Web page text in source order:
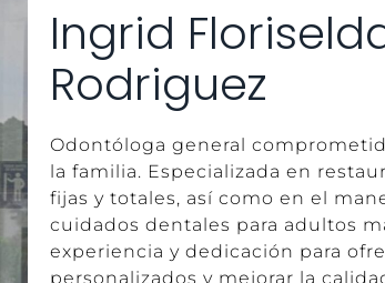
Ingrid
Rodriguez
Odontóloga general
la familia. Especializada en
fijas y totales, así como en el
cuidados dentales para adultos
experiencia y dedicación para
personalizados y mejorar la